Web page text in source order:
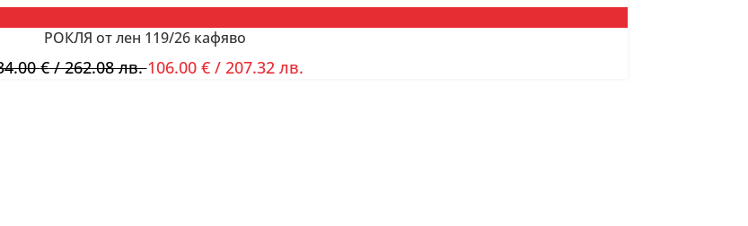
РОКЛЯ от лен 119/26 кафяво
€/ 262.08 лв.106.00 €/ 207.32 лв.